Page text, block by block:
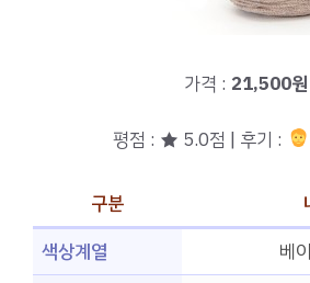
가격 : 21,500원
평점 : ★ 5.0점 | 후기 :
구분
색상계열
베